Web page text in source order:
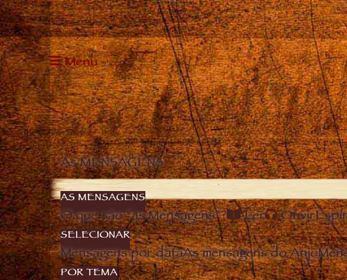
Menu
As MENSAGENS
AS MENSAGENS
O que são “as Mensagens”? Ler Ouvir
SELECIONAR
Mensagens por dataAs mensagens do Anjo
POR TEMA